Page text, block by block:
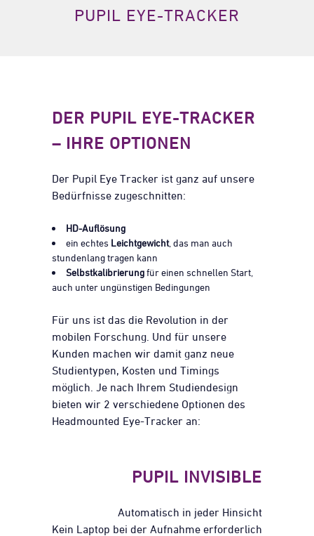
PUPIL EYE-TRACKER
DER PUPIL EYE-TRACKER
– IHRE OPTIONEN
Der Pupil Eye Tracker ist ganz auf unsere
Bedürfnisse zugeschnitten:
HD-Auflösung
ein echtes Leichtgewicht, das man auch
stundenlang tragen kann
Selbstkalibrierungfür einen schnellen Start,
auch unter ungünstigen Bedingungen
Für uns ist das die Revolution in der
mobilen Forschung. Und für unsere
Kunden machen wir damit ganz neue
Studientypen, Kosten und Timings
möglich. Je nach Ihrem Studiendesign
bieten wir 2 verschiedene Optionen des
Headmounted Eye-Tracker an:
PUPIL INVISIBLE
Automatisch in jeder Hinsicht
Kein Laptop bei der Aufnahme erforderlich